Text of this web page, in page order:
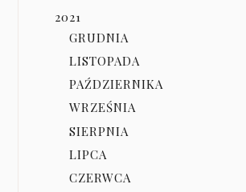
2021
GRUDNIA
LISTOPADA
PAŹDZIERNIKA
WRZEŚNIA
SIERPNIA
LIPCA
CZERWCA